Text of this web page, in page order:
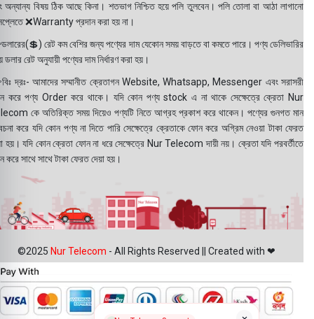
অন্যান্য বিষয় ঠিক আছে কিনা। শতভাগ নিশ্চিত হয়ে পলি তুলবেন। পলি তোলা বা আঠা লাগানো
❌Warranty প্রদান করা হয় না।
রেট কম বেশির জন্য পণ্যের দাম যেকোন সময় বাড়তে বা কমতে পারে। পণ্য ডেলিভারির
ডলার রেট অনুযায়ী পণ্যের দাম নির্ধারণ করা হয়।
দ্রঃ- আমাদের সম্মানীত ক্রেতাগন Website, Whatsapp, Messenger এবং সরাসরী
করে পণ্য Order করে থাকে। যদি কোন পণ্য stock এ না থাকে সেক্ষেত্রে ক্রেতা Nur
কে অতিরিক্ত সময় দিয়েও পণ্যটি নিতে আগ্রহ প্রকাশ করে থাকেন। পণ্যের গুনগত মান
করে যদি কোন পণ্য না দিতে পারি সেক্ষেত্রে ক্রেতাকে ফোন করে অগ্রিম নেওয়া টাকা ফেরত
হয়। যদি কোন ক্রেতা ফোন না ধরে সেক্ষেত্রে Nur Telecom দায়ী নয়। ক্রেতা যদি পরবর্তীতে
করে সাথে সাথে টাকা ফেরত দেয়া হয়।
©2025 Nur Telecom - All Rights Reserved || Created with ❤